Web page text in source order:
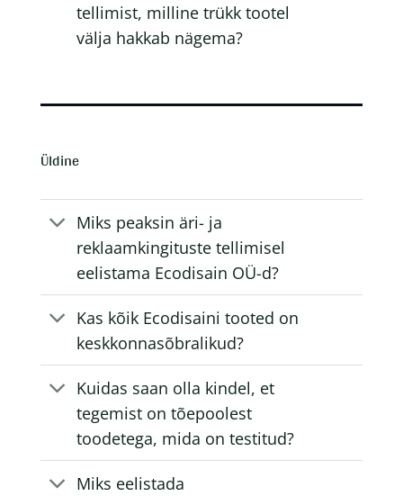
tellimist, milline trükk tootel
välja hakkab nägema?
Üldine
Miks peaksin äri- ja
reklaamkingituste tellimisel
eelistama Ecodisain OÜ-d?
Kas kõik Ecodisaini tooted on
keskkonnasõbralikud?
Kuidas saan olla kindel, et
tegemist on tõepoolest
toodetega, mida on testitud?
Miks eelistada